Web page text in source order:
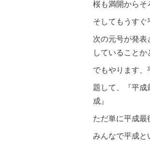
桜も満開からそ
そしてもうすぐ
次の元号が発表
していることか
でもやります、
題して、『平
成』
ただ単に平成最
みんなで平成と